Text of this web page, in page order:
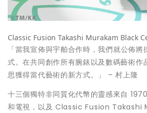
Classic Fusion Takashi Murakam Black
「當我宣佈與宇舶合作時，我們就公佈將
式。在共同創作所有腕錶以及數碼藝術作
思獲得當代藝術的新方式。」
– 村上隆
十三個獨特非同質化代幣的靈感來自
和電視，以及 Classic Fusion Takashi